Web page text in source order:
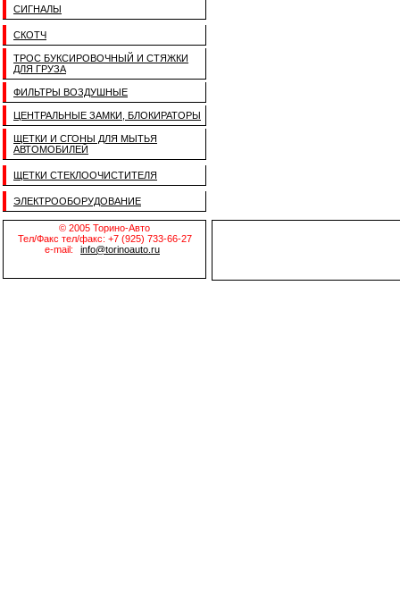
СИГНАЛЫ
СКОТЧ
ТРОС БУКСИРОВОЧНЫЙ И СТЯЖКИ
ДЛЯ ГРУЗА
ФИЛЬТРЫ ВОЗДУШНЫЕ
ЦЕНТРАЛЬНЫЕ ЗАМКИ, БЛОКИРАТОРЫ
ЩЕТКИ И СГОНЫ ДЛЯ МЫТЬЯ
АВТОМОБИЛЕЙ
ЩЕТКИ СТЕКЛООЧИСТИТЕЛЯ
ЭЛЕКТРООБОРУДОВАНИЕ
© 2005 Торино-Авто
Тел/Факс тел/факс: +7 (925) 733-66-27
e-mail:
info@torinoauto.ru